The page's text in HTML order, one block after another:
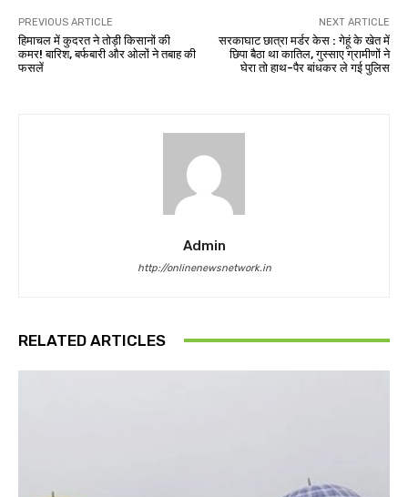
PREVIOUS ARTICLE
हिमाचल में कुदरत ने तोड़ी किसानों की
कमर! बारिश, बर्फबारी और ओलों ने तबाह की
फसलें
NEXT ARTICLE
सरकाघाट छात्रा मर्डर केस : गेहूं के खेत में
छिपा बैठा था कातिल, गुस्साए ग्रामीणों ने
घेरा तो हाथ-पैर बांधकर ले गई पुलिस
Admin
http://onlinenewsnetwork.in
RELATED ARTICLES